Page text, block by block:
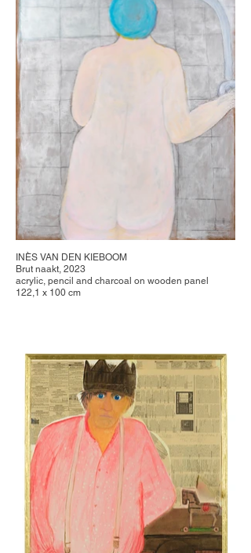
INÈS VAN DEN KIEBOOM
Brut naakt, 2023
acrylic, pencil and charcoal on wooden panel
122,1 x 100 cm